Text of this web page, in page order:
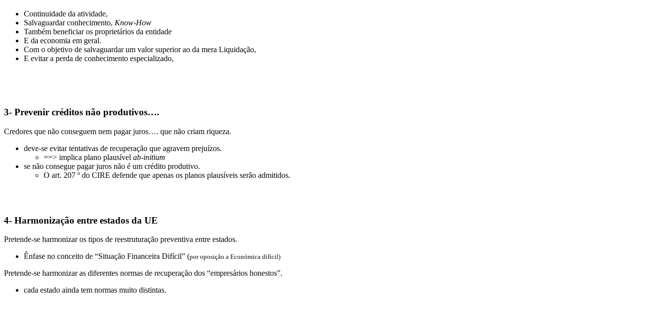
Continuidade da atividade,
Salvaguardar conhecimento, Know-How
Também beneficiar os proprietários da entidade
E da economia em geral.
Com o objetivo de salvaguardar um valor superior ao da mera Liquidação,
E evitar a perda de conhecimento especializado,
3- Prevenir créditos não produtivos….
Credores que não conseguem nem pagar juros…. que não criam riqueza.
deve-se evitar tentativas de recuperação que agravem prejuízos.
==> implica plano plausível ab-initium
se não consegue pagar juros não é um crédito produtivo.
O art. 207 º do CIRE defende que apenas os planos plausíveis serão admitidos.
4- Harmonização entre estados da UE
Pretende-se harmonizar os tipos de reestruturação preventiva entre estados.
Ênfase no conceito de “Situação Financeira Difícil” (por oposição a Económica difícil)
Pretende-se harmonizar as diferentes normas de recuperação dos “empresários honestos”.
cada estado ainda tem normas muito distintas.